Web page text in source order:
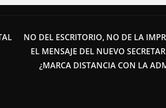
NO DEL ESCRITORIO, NO DE LA
EL MENSAJE DEL NUEVO
¿MARCA DISTANCIA CON LA